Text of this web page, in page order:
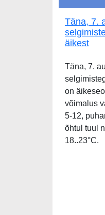
Täna, 7.
äikest
Täna, 7.
on
võimalus
5-12,
õhtul tuul
18..23°C.